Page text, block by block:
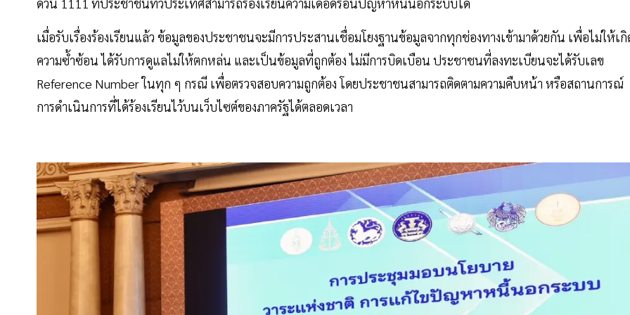
เมื่อรับเรื่องร้องเรียนแล้ว ข้อมูลของประชาชนจะมีการประสานเชื่อมโยงฐานข้อมูลจากทุกช่องทางเข้ามาด้วยกัน เพื่อไม่ให้เ
ความซ้ำซ้อน ได้รับการดูแลไม่ให้ตกหล่น และเป็นข้อมูลที่ถูกต้อง ไม่มีการบิดเบือน ประชาชนที่ลงทะเบียนจะได้รับเลข
Reference Number ในทุก ๆ กรณี เพื่อตรวจสอบความถูกต้อง โดยประชาชนสามารถติดตามความคืบหน้า หรือสถานการณ์
การดำเนินการที่ได้ร้องเรียนไว้บนเว็บไซต์ของภาครัฐได้ตลอดเวลา